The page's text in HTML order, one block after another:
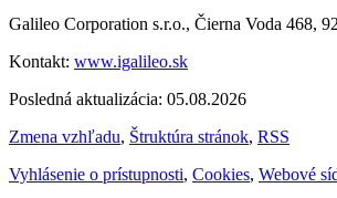
Galileo Corporation s.r.o., Čierna Voda 468,
Kontakt: www.igalileo.sk
Posledná aktualizácia: 05.08.2026
Zmena vzhľadu, Štruktúra stránok, RSS
Vyhlásenie o prístupnosti, Cookies, Webové